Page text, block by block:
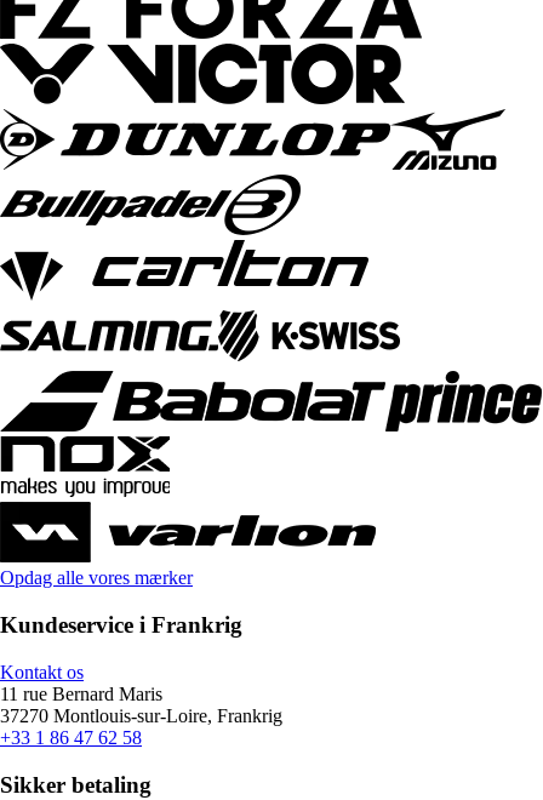
Opdag alle vores mærker
Kundeservice i Frankrig
Kontakt os
11 rue Bernard Maris
37270 Montlouis-sur-Loire, Frankrig
+33 1 86 47 62 58
Sikker betaling